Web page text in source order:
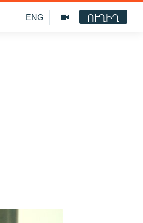
ENG ՈՒՂԻՂ